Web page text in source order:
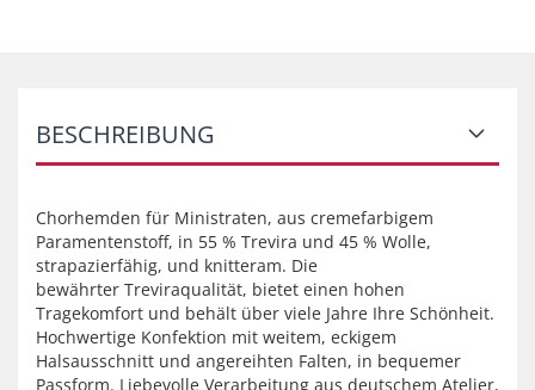
BESCHREIBUNG
Chorhemden für Ministraten, aus cremefarbigem
Paramentenstoff, in 55 % Trevira und 45 % Wolle,
strapazierfähig, und knitteram. Die
bewährter Treviraqualität, bietet einen hohen
Tragekomfort und behält über viele Jahre Ihre Schönheit.
Hochwertige Konfektion mit weitem, eckigem
Halsausschnitt und angereihten Falten, in bequemer
Passform. Liebevolle Verarbeitung aus deutschem Atelier,